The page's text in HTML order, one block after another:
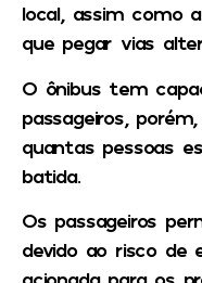
local, assim como
que pegar vias
O ônibus tem
passageiros,
quantas pessoas
batida.
Os passageiros
devido ao risco de